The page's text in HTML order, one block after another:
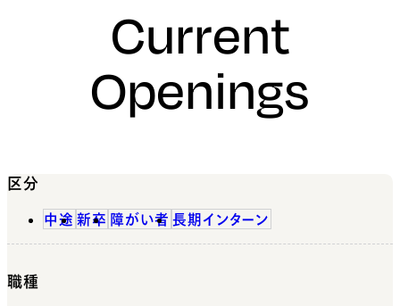
Current
Openings
区分
中途 新卒 障がい者 長期インターン
職種